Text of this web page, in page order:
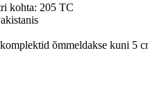
kohta: 205 TC
õmmeldakse kuni 5